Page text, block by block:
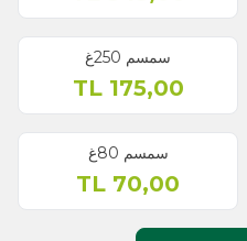
سمسم 250غ
175,00
TL
سمسم 80غ
70,00